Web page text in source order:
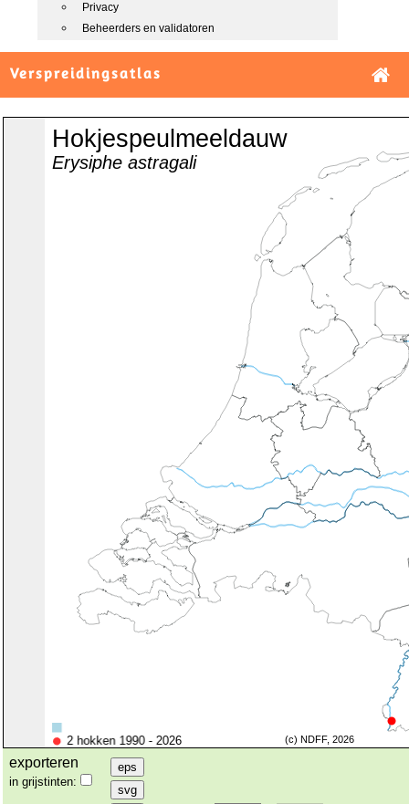
Privacy
Beheerders en validatoren
Verspreidingsatlas